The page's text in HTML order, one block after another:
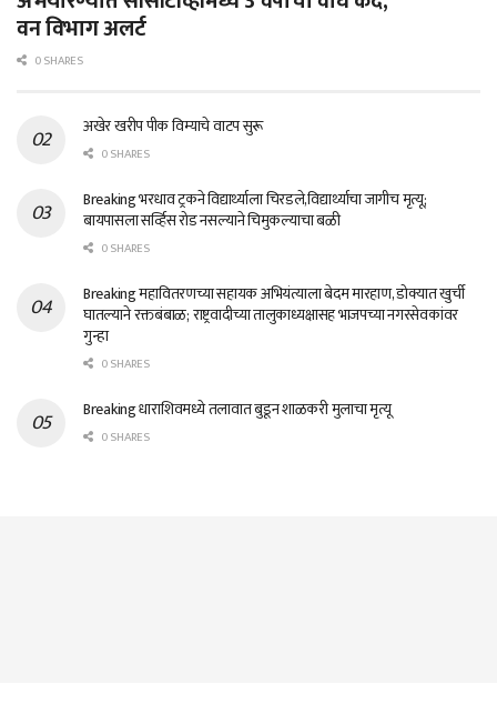
वन विभाग अलर्ट
0 SHARES
अखेर खरीप पीक विम्याचे वाटप सुरू
0 SHARES
Breaking भरधाव ट्रकने विद्यार्थ्याला चिरडले,विद्यार्थ्याचा जागीच मृत्यू;
बायपासला सर्व्हिस रोड नसल्याने चिमुकल्याचा बळी
0 SHARES
Breaking महावितरणच्या सहायक अभियंत्याला बेदम मारहाण, डोक्यात खुर्ची
घातल्याने रक्तबंबाळ; राष्ट्रवादीच्या तालुकाध्यक्षासह भाजपच्या नगरसेवकांवर
गुन्हा
0 SHARES
Breaking धाराशिवमध्ये तलावात बुडून शाळकरी मुलाचा मृत्यू
0 SHARES